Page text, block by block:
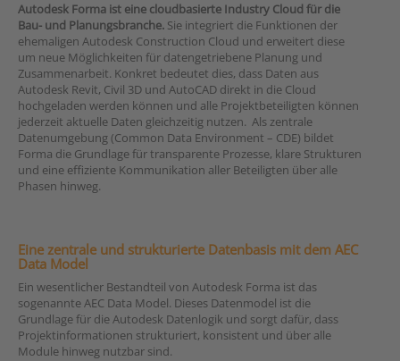
Autodesk Forma ist eine cloudbasierte Industry Cloud für die
Bau- und Planungsbranche. Sie integriert die Funktionen der
ehemaligen Autodesk Construction Cloud und erweitert diese
um neue Möglichkeiten für datengetriebene Planung und
Zusammenarbeit. Konkret bedeutet dies, dass Daten aus
Autodesk Revit, Civil 3D und AutoCAD direkt in die Cloud
hochgeladen werden können und alle Projektbeteiligten können
jederzeit aktuelle Daten gleichzeitig nutzen. Als zentrale
Datenumgebung (Common Data Environment – CDE) bildet
Forma die Grundlage für transparente Prozesse, klare Strukturen
und eine effiziente Kommunikation aller Beteiligten über alle
Phasen hinweg.
Eine zentrale und strukturierte Datenbasis mit dem AEC
Data Model
Ein wesentlicher Bestandteil von Autodesk Forma ist das
sogenannte AEC Data Model. Dieses Datenmodel ist die
Grundlage für die Autodesk Datenlogik und sorgt dafür, dass
Projektinformationen strukturiert, konsistent und über alle
Module hinweg nutzbar sind.